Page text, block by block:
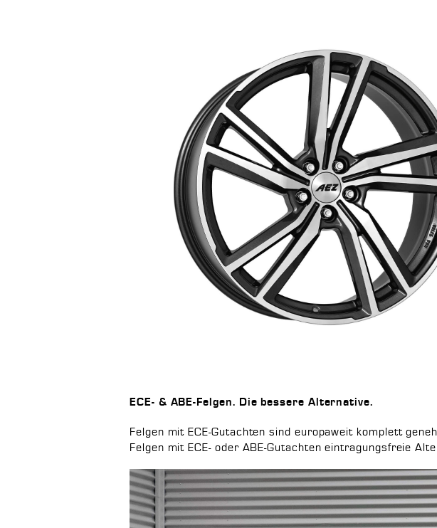
ECE- & ABE-Felgen. Die bessere Alternative.
Felgen mit ECE-Gutachten sind europaweit komplett
Felgen mit ECE- oder ABE-Gutachten eintragungsfreie